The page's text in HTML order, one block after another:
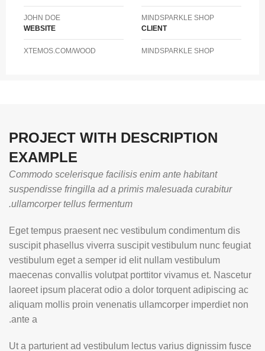
MINDSPARKLE SHOP
JOHN DOE
CLIENT
MINDSPARKLE SHOP
WEBSITE
XTEMOS.COM/WOOD
PROJECT WITH DESCRIPTION
EXAMPLE
Commodo scelerisque facilisis enim ante habitant
suspendisse fringilla ad a primis malesuada curabitur
ullamcorper tellus fermentum.
Eget tempus praesent nec vestibulum condimentum dis
suscipit phasellus viverra suscipit vestibulum nunc feugiat
vestibulum eget a semper id elit nullam vestibulum
maecenas convallis volutpat porttitor vivamus et. Nascetur
laoreet ipsum placerat odio a dolor torquent adipiscing ac
aliquam mollis proin venenatis ullamcorper imperdiet non
ante a.
Ut a parturient ad vestibulum lectus varius dignissim fusce